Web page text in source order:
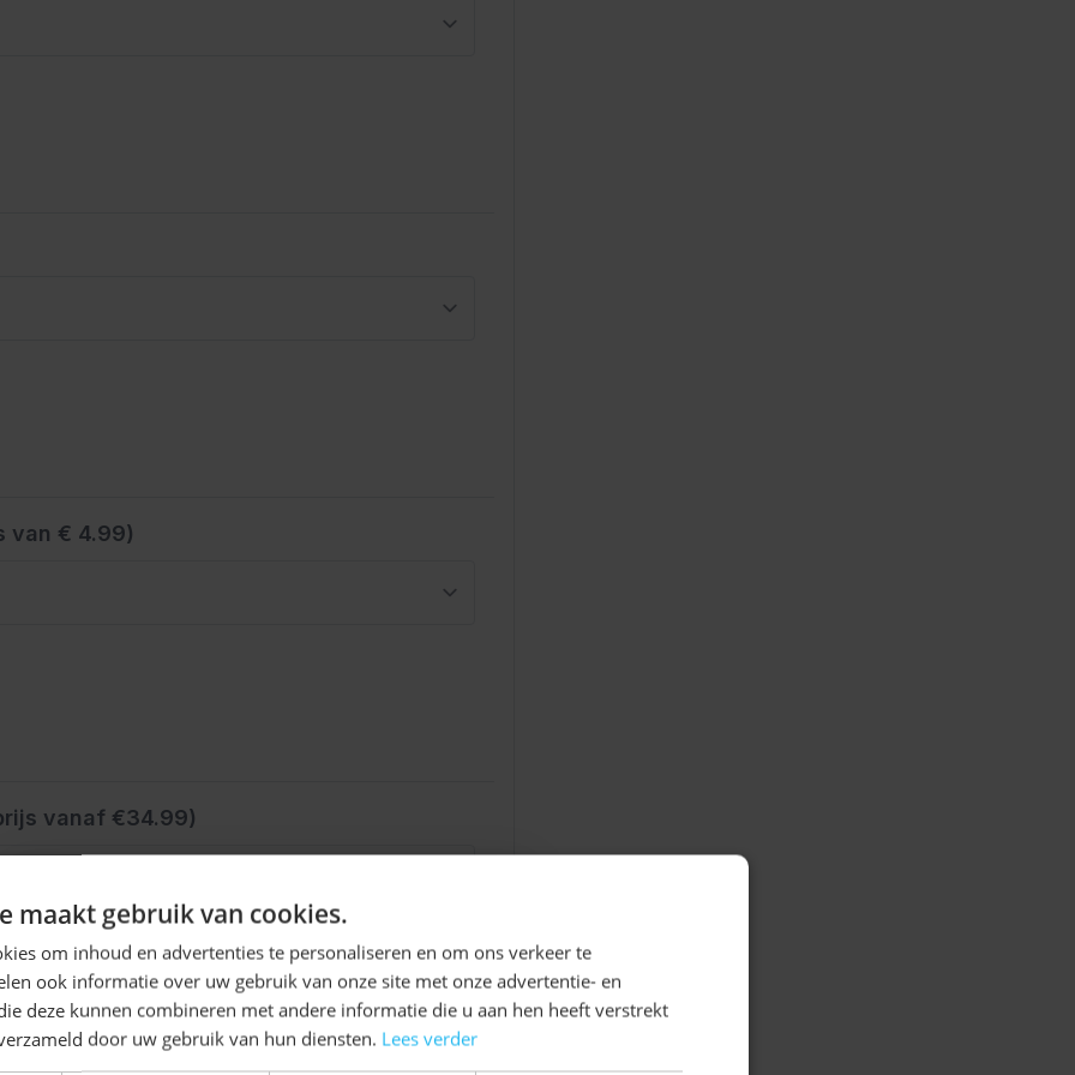
van € 4.99)
vanaf €34.99)
maakt gebruik van cookies.
om inhoud en advertenties te personaliseren en om ons verkeer te
ook informatie over uw gebruik van onze site met onze advertentie- en
deze kunnen combineren met andere informatie die u aan hen heeft verstrekt
door uw gebruik van hun diensten. Lees verder
Ontvang5%
KORTING!
Schrijf je nu in voor de nieuwsbrief en ontvang toegang
tot exclusieve kortingen!